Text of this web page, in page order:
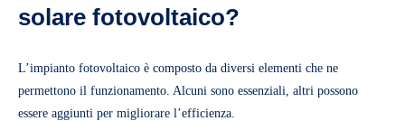
solare fotovoltaico?
L’impianto fotovoltaico è composto da diversi elementi che ne
permettono il funzionamento. Alcuni sono essenziali, altri possono
essere aggiunti per migliorare l’efficienza.